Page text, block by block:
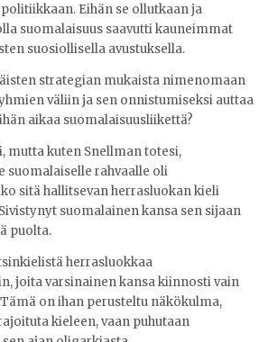
Eihän se ollutkaan ja
suomalaisuus saavutti kauneimmat
suosiollisella avustuksella.
strategian mukaista nimenomaan
väliin ja sen onnistumiseksi auttaa
aikaa suomalaisuusliikettä?
mutta kuten Snellman totesi,
suomalaiselle rahvaalle oli
sitä hallitsevan herrasluokan kieli
suomalainen kansa sen sijaan
puolta.
herrasluokkaa
joita varsinainen kansa kiinnosti vain
on ihan perusteltu näkökulma,
kieleen, vaan puhutaan